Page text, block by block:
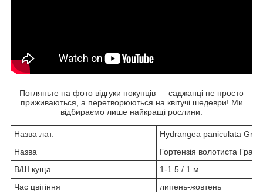
Погляньте на фото відгуки покупців — саджанці не просто
приживаються, а перетворюються на квітучі шедеври! Ми
відбираємо лише найкращі рослини.
Назва лат.
Hydrangea paniculata
Назва
Гортензія волотиста
В/Ш куща
1-1.5 / 1 м
Час цвітіння
липень-жовтень